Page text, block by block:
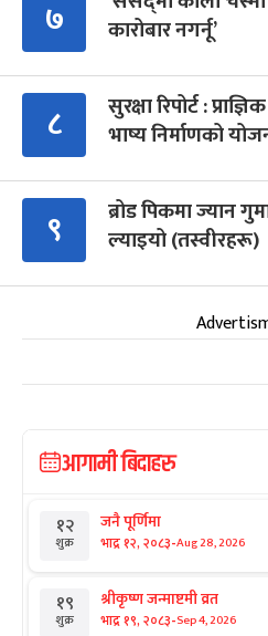
७
कारोबार नगर्नू’
८
सुरक्षा रिपोर्ट :
भाष्य निर्माणको
९
ब्रोड पिकमा ज्यान
ल्याइयो (तस्वीरहरू)
आगामी बिदाहरु
१२
शुक्र
जनै पूर्णिमा
भाद्र १२, २०८३-Aug 28, 2026
१९
शुक्र
श्रीकृष्ण जन्माष्टमी व्रत
भाद्र १९, २०८३-Sep 4, 2026